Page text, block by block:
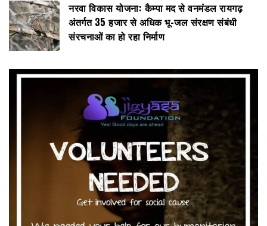
नरवा विकास योजना: कैम्पा मद से वनमंडल रायगढ़
अंतर्गत 35 हजार से अधिक भू-जल संरक्षण संबंधी
संरचनाओं का हो रहा निर्माण